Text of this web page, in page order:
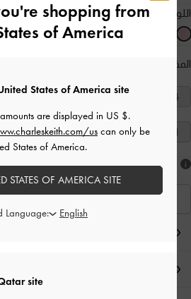
اللون: وردي
المقاس:
34
35
36
37
41
هل أعجبكَ ما رأيت؟
عرض منتجاتٍ
shopping from
of America
site
States of America site
are displayed in US $.
us can only be
States of America.
STATES OF AMERICA SITE
Language: